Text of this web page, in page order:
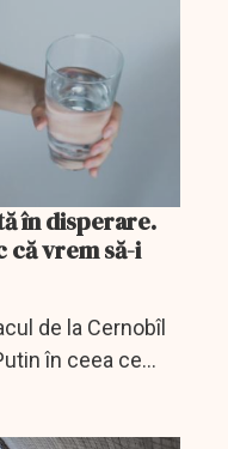
în disperare.
că vrem să-i
de la Cernobîl
în ceea ce
nuclear au